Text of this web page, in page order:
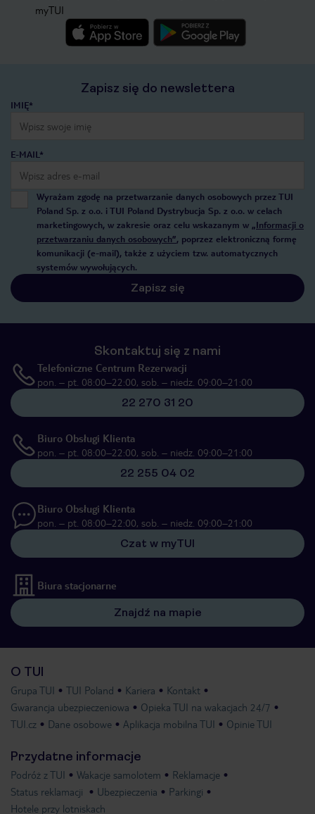
myTUI
Zapisz się do newslettera
IMIĘ*
E-MAIL*
Wyrażam zgodę na przetwarzanie danych osobowych przez TUI
Poland Sp. z o.o. i TUI Poland Dystrybucja Sp. z o.o. w celach
marketingowych, w zakresie oraz celu wskazanym w „Informacji o
przetwarzaniu danych osobowych”, poprzez elektroniczną formę
komunikacji (e-mail), także z użyciem tzw. automatycznych
systemów wywołujących.
Zapisz się
Skontaktuj się z nami
Telefoniczne Centrum Rezerwacji
pon. – pt. 08:00–22:00, sob. – niedz. 09:00–21:00
22 270 31 20
Biuro Obsługi Klienta
pon. – pt. 08:00–22:00, sob. – niedz. 09:00–21:00
22 255 04 02
Biuro Obsługi Klienta
pon. – pt. 08:00–22:00, sob. – niedz. 09:00–21:00
Czat w myTUI
Biura stacjonarne
Znajdź na mapie
O TUI
Grupa TUI TUI Poland Kariera
Kontakt
Gwarancja ubezpieczeniowa
Opieka TUI na wakacjach 24/7
TUI.cz
Dane osobowe Aplikacja mobilna TUI Opinie TUI
Przydatne informacje
Podróż z TUI Wakacje samolotem
Reklamacje
Status reklamacji
Ubezpieczenia
Parkingi
Hotele przy lotniskach